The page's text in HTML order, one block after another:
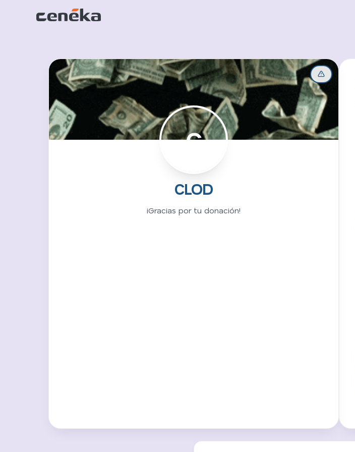
C
CLOD
¡Gracias por tu donación!